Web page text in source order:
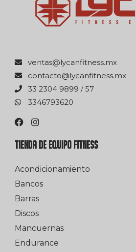
xm.ssentifnacyl@satnev
xm.ssentifnacyl@otcatnoc
75 / 9989 4032 33
0263976433
TIENDA DE EQUIPO FITNESS
Acondicionamiento
Bancos
Barras
Discos
Mancuernas
Endurance